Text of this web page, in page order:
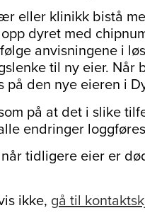
eller klinikk bistå
dyret med
anvisningene i
til ny eier.
den nye eieren i
på at det i slike
endringer
tidligere eier er
ikke, gå til